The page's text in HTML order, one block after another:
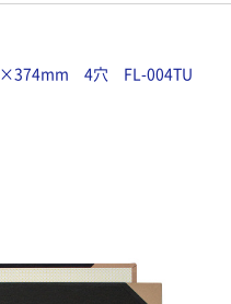
4穴 FL-004TU